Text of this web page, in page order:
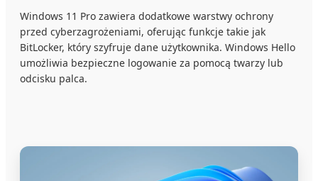
Windows 11 Pro zawiera dodatkowe warstwy ochrony
przed cyberzagrożeniami, oferując funkcje takie jak
BitLocker, który szyfruje dane użytkownika. Windows Hello
umożliwia bezpieczne logowanie za pomocą twarzy lub
odcisku palca.